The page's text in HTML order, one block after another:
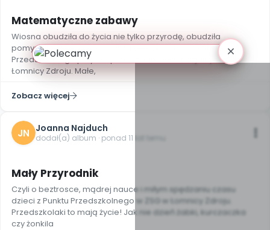
Matematyczne zabawy
Wiosna obudziła do życia nie tylko przyrodę, obudziła
pomysłowość i żywiołowość przedszkolaków z Punktu
Przedszkolnego przy Zespole Szkolno-Gimnazjalnym w
Łomnicy Zdroju. Małe,
Zobacz więcej
JN Joanna Najduch
dodał(a) album · ponad 11 lat temu
Mały Przyrodnik
Czyli o beztrosce, mądrej nauce i miłym spędzaniu czasu
dzieci z Punktu Przedszkolnego w ZSG w Łomnicy Zdroju.
Przedszkolaki to mają życie! Jak nie dzień żabki, kurczaczka
czy żonkila